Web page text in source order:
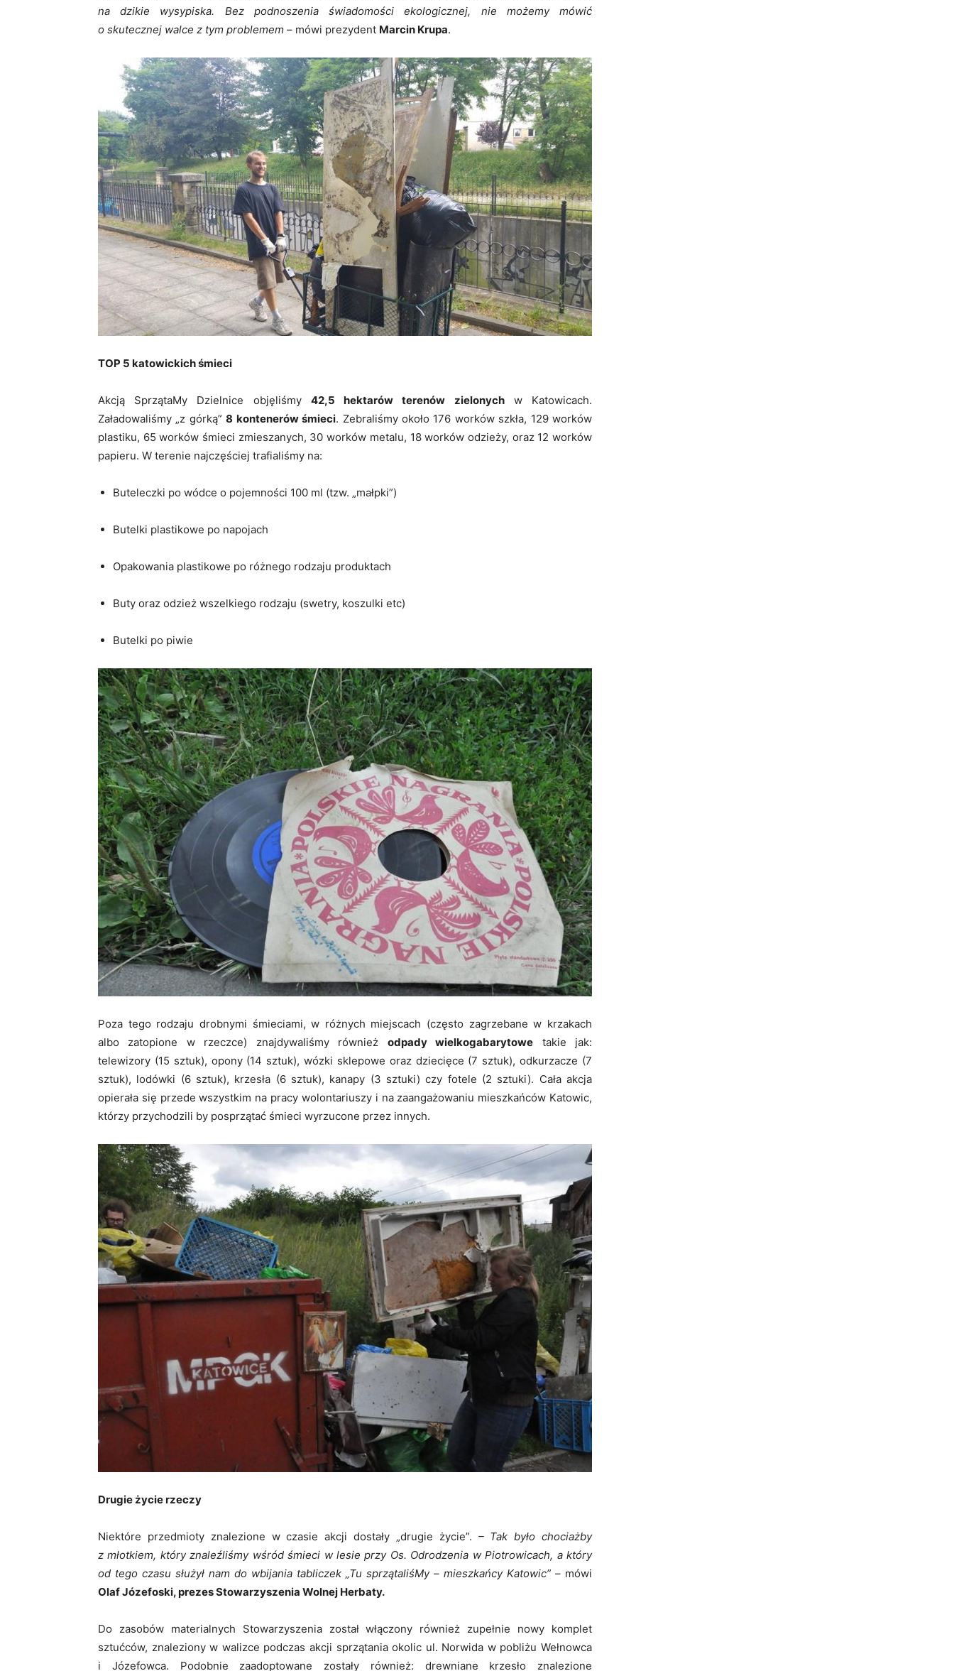
na dzikie wysypiska. Bez podnoszenia świadomości ekologicznej, nie możemy mówić
o skutecznej walce z tym problemem – mówi prezydent Marcin Krupa.
TOP 5 katowickich śmieci
Akcją SprzątaMy Dzielnice objęliśmy 42,5 hektarów terenów zielonychw Katowicach.
Załadowaliśmy „z górką”8 kontenerów śmieci. Zebraliśmy około 176 worków szkła, 129 worków
plastiku, 65 worków śmieci zmieszanych, 30 worków metalu, 18 worków odzieży, oraz 12 worków
papieru. W terenie najczęściej trafialiśmy na:
Buteleczki po wódce o pojemności 100 ml (tzw. „małpki”)
Butelki plastikowe po napojach
Opakowania plastikowe po różnego rodzaju produktach
Buty oraz odzież wszelkiego rodzaju (swetry, koszulki etc)
Butelki po piwie
Poza tego rodzaju drobnymi śmieciami, w różnych miejscach (często zagrzebane w krzakach
albo zatopione w rzeczce) znajdywaliśmy również odpady wielkogabarytowe takie jak:
telewizory (15 sztuk), opony (14 sztuk), wózki sklepowe oraz dziecięce (7 sztuk), odkurzacze (7
sztuk), lodówki (6 sztuk), krzesła (6 sztuk), kanapy (3 sztuki) czy fotele (2 sztuki). Cała akcja
opierała się przede wszystkim na pracy wolontariuszy i na zaangażowaniu mieszkańców Katowic,
którzy przychodzili by posprzątać śmieci wyrzucone przez innych.
Drugie życie rzeczy
Niektóre przedmioty znalezione w czasie akcji dostały „drugie życie”. – Tak było chociażby
z młotkiem, który znaleźliśmy wśród śmieci w lesie przy Os. Odrodzenia w Piotrowicach, a który
od tego czasu służył nam do wbijania tabliczek „Tu sprzątaliśMy – mieszkańcy Katowic” – mówi
Olaf Józefoski, prezes Stowarzyszenia Wolnej Herbaty.
Do zasobów materialnych Stowarzyszenia został włączony również zupełnie nowy komplet
sztućców, znaleziony w walizce podczas akcji sprzątania okolic ul. Norwida w pobliżu Wełnowca
i Józefowca. Podobnie zaadoptowane zostały również: drewniane krzesło znalezione